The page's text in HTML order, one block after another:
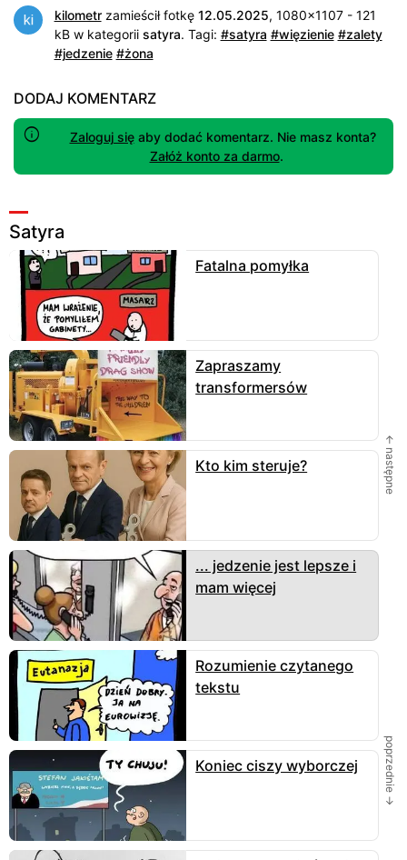
kilometrzamieścił fotkę 12.05.2025, 1080x1107 - 121
kB w kategorii satyra. Tagi: #satyra #więzienie #zalety
#jedzenie #żona
DODAJ KOMENTARZ
Zaloguj sięaby dodać komentarz. Nie masz konta?
Załóż konto za darmo.
Satyra
Fatalna pomyłka
Zapraszamy
transformersów
Kto kim steruje?
... jedzenie jest lepsze i
mam więcej
Rozumienie czytanego
tekstu
Koniec ciszy wyborczej
← następne
poprzednie →